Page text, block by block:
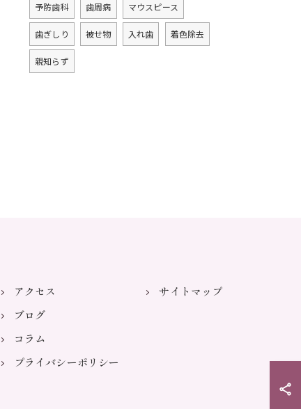
予防歯科 歯周病 マウスピース
歯ぎしり 被せ物 入れ歯 着色除去
親知らず
アクセス
ブログ
コラム
プライバシーポリシー
サイトマップ